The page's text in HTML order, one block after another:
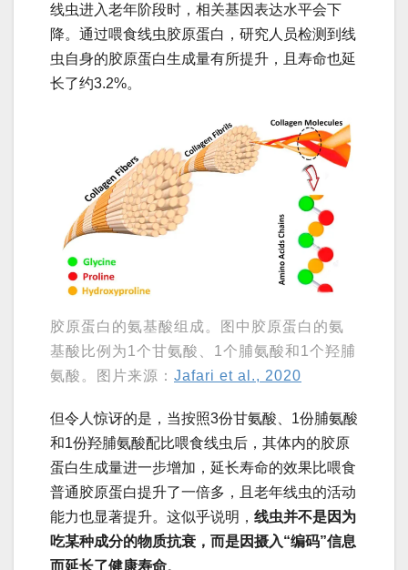
线虫进入老年阶段时，相关基因表达水平会下
降。通过喂食线虫胶原蛋白，研究人员检测到线
虫自身的胶原蛋白生成量有所提升，且寿命也延
长了约3.2%。
胶原蛋白的氨基酸组成。图中胶原蛋白的氨
基酸比例为1个甘氨酸、1个脯氨酸和1个羟脯
氨酸。图片来源： Jafari et al., 2020
但令人惊讶的是，当按照3份甘氨酸、1份脯氨酸
和1份羟脯氨酸配比喂食线虫后，其体内的胶原
蛋白生成量进一步增加，延长寿命的效果比喂食
普通胶原蛋白提升了一倍多，且老年线虫的活动
能力也显著提升。这似乎说明， 线虫并不是因为
吃某种成分的物质抗衰，而是因摄入“编码”信息
而延长了健康寿命。